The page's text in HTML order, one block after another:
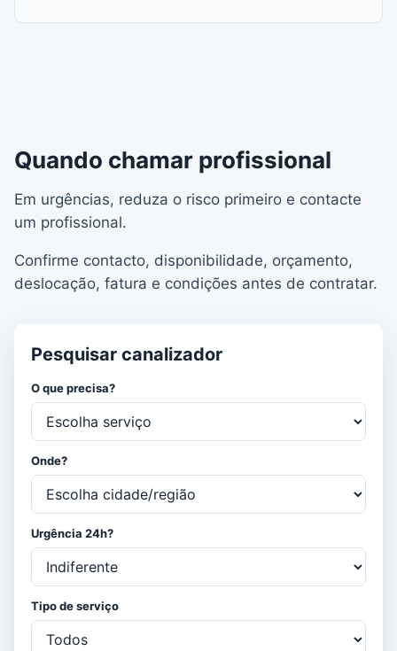
Quando chamar profissional
Em urgências, reduza o risco primeiro e contacte
um profissional.
Confirme contacto, disponibilidade, orçamento,
deslocação, fatura e condições antes de contratar.
Pesquisar canalizador
O que precisa?
Onde?
Urgência 24h?
Tipo de serviço